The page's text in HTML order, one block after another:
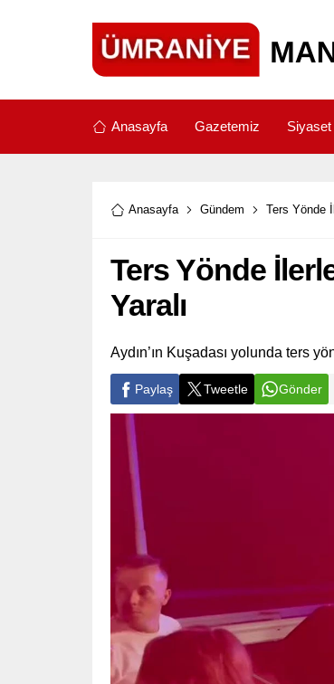
Anasayfa Gazetemiz Siyaset
Anasayfa Gündem Ters Yönde
Ters Yönde
Yaralı
Aydın’ın Kuşadası yolunda ters
Paylaş Tweetle Gönder